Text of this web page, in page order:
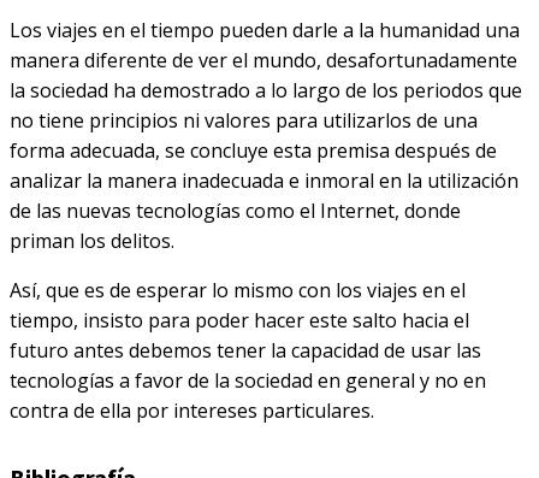
Los viajes en el tiempo pueden darle a la humanidad una
manera diferente de ver el mundo, desafortunadamente
la sociedad ha demostrado a lo largo de los periodos que
no tiene principios ni valores para utilizarlos de una
forma adecuada, se concluye esta premisa después de
analizar la manera inadecuada e inmoral en la utilización
de las nuevas tecnologías como el Internet, donde
priman los delitos.
Así, que es de esperar lo mismo con los viajes en el
tiempo, insisto para poder hacer este salto hacia el
futuro antes debemos tener la capacidad de usar las
tecnologías a favor de la sociedad en general y no en
contra de ella por intereses particulares.